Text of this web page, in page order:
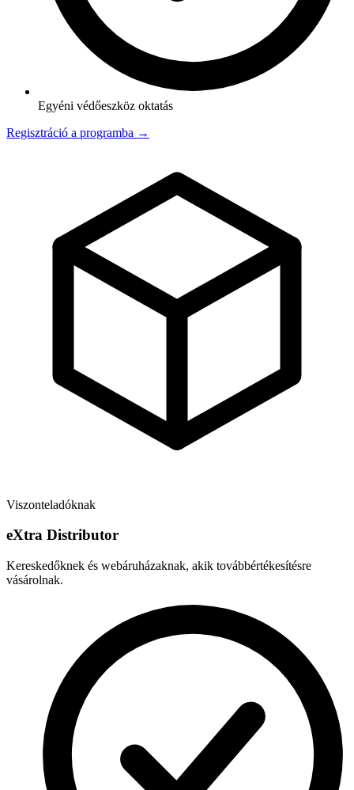
Egyéni védőeszköz oktatás
Regisztráció a programba →
Viszonteladóknak
eXtra Distributor
Kereskedőknek és webáruházaknak, akik továbbértékesítésre
vásárolnak.